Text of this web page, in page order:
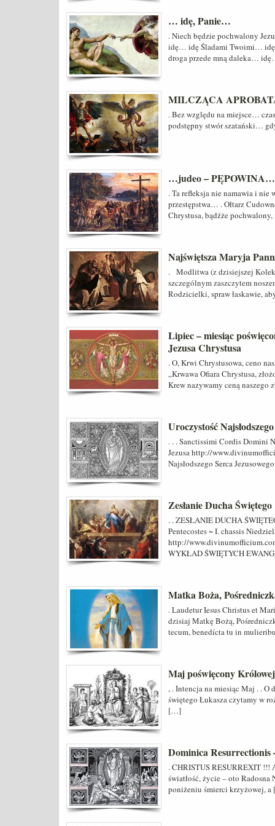
… idę, Panie…
. Niech będzie pochwalony
idę… idę Śladami Twoimi…
droga przede mną daleka…
MILCZĄCA
. Bez względu na miejsce…
podstępny stwór szatański…
…judeo –
. Ta refleksja nie namawia i nie
przestępstwa… . Ołtarz
Chrystusa, bądźże
Najświętsza Maryja
. Modlitwa (z dzisiejszej
szczególnym zaszczytem
Rodzicielki, spraw łaskawie,
Lipiec – miesiąc
Jezusa Chrystusa
. O, Krwi Chrystusowa, ceno
„Krwawa Ofiara Chrystusa,
Krew nazywamy ceną naszego
Uroczystość
. . . Sanctissimi Cordis Domini
Jezusa http://
Najsłodszego Serca
Zesłanie Ducha Świętego
. . ZESŁANIE DUCHA
Pentecostes ~ I. chassis
http://
WYKŁAD ŚWIĘTYCH
Matka Boża,
. Laudetur Iesus Christus et
dzisiaj Matkę Bożą,
tecum, benedícta tu in
Maj poświęcony
, . Intencja na miesiąc Maj . .
świętego Łukasza czytamy w
[…]
Dominica Resurrectionis
. CHRISTUS RESURREXIT
światłość, życie – oto
poniżeniu śmierci krzyżowej,